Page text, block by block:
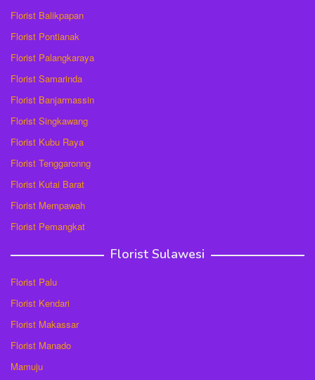
Florist Balikpapan
Florist Pontianak
Florist Palangkaraya
Florist Samarinda
Florist Banjarmassin
Florist Singkawang
Florist Kubu Raya
Florist Tenggaronng
Florist Kutai Barat
Florist Mempawah
Florist Pemangkat
Florist Sulawesi
Florist Palu
Florist Kendari
Florist Makassar
Florist Manado
Mamuju